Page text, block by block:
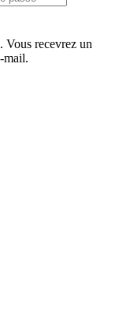
Vous recevrez un
mail.